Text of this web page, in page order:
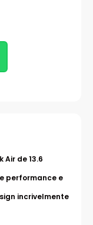
Air de 13.6
performance e
incrivelmente